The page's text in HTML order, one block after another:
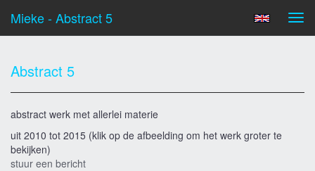
Mieke - Abstract 5
Abstract 5
abstract werk met allerlei materie
uit 2010 tot 2015 (klik op de afbeelding om het werk groter te
bekijken)
stuur een bericht